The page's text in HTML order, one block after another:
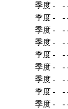
季度 - -
季度 - -
季度 - -
季度 - -
季度 - -
季度 - -
季度 - -
季度 - -
季度 - -